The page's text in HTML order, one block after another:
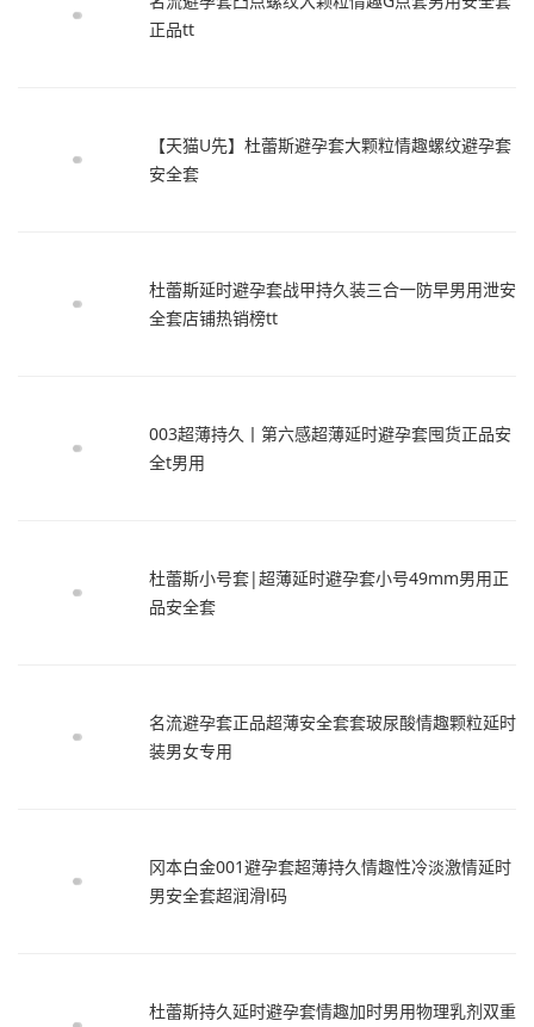
正品tt
【天猫U先】杜蕾斯避孕套大颗粒情趣螺纹避孕套
安全套
杜蕾斯延时避孕套战甲持久装三合一防早男用泄安
全套店铺热销榜tt
003超薄持久丨第六感超薄延时避孕套囤货正品安
全t男用
杜蕾斯小号套|超薄延时避孕套小号49mm男用正
品安全套
名流避孕套正品超薄安全套套玻尿酸情趣颗粒延时
装男女专用
冈本白金001避孕套超薄持久情趣性冷淡激情延时
男安全套超润滑l码
杜蕾斯持久延时避孕套情趣加时男用物理乳剂双重